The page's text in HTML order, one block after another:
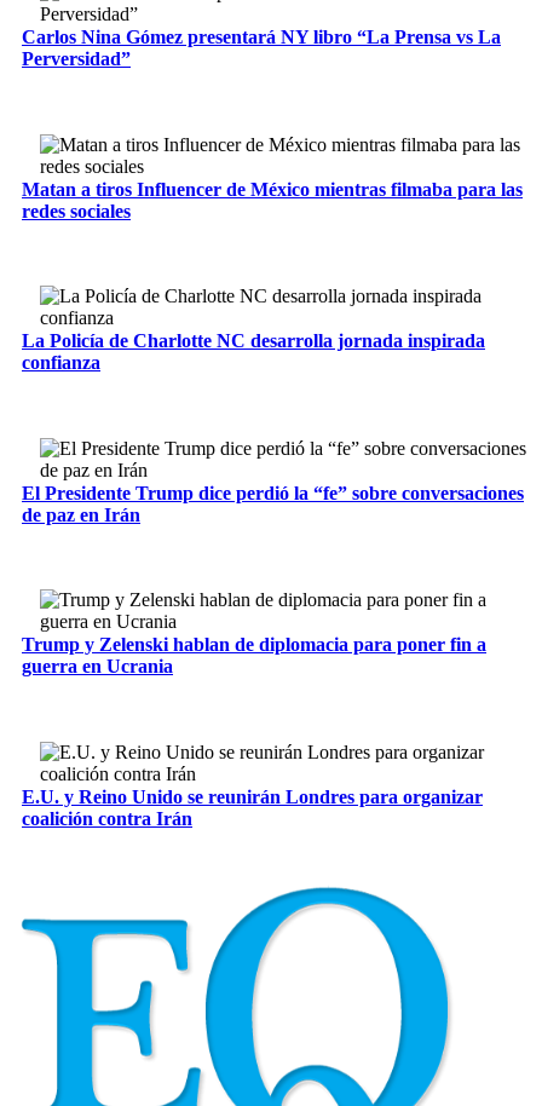
Carlos Nina Gómez presentará NY libro “La Prensa vs La
Perversidad”
Matan a tiros Influencer de México mientras filmaba para las
redes sociales
La Policía de Charlotte NC desarrolla jornada inspirada
confianza
El Presidente Trump dice perdió la “fe” sobre conversaciones
de paz en Irán
Trump y Zelenski hablan de diplomacia para poner fin a
guerra en Ucrania
E.U. y Reino Unido se reunirán Londres para organizar
coalición contra Irán